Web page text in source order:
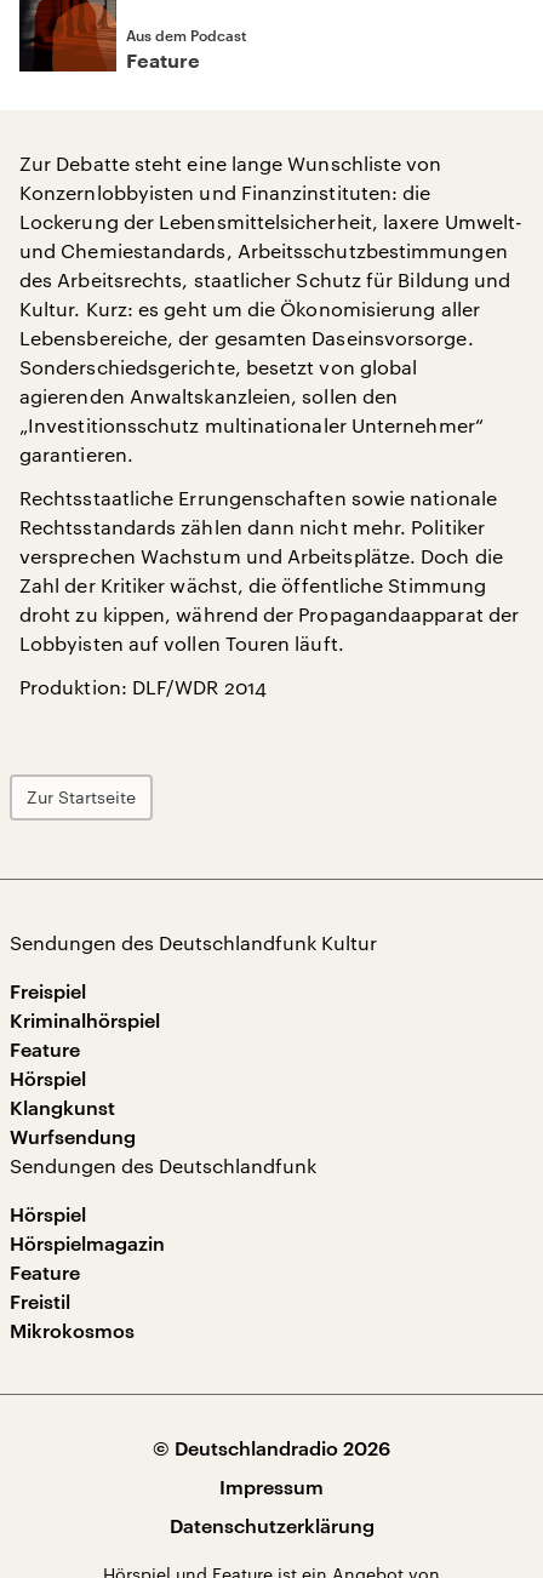
Aus dem Podcast
Feature
Zur Debatte steht eine lange Wunschliste von
Konzernlobbyisten und Finanzinstituten: die
Lockerung der Lebensmittelsicherheit, laxere Umwelt-
und Chemiestandards, Arbeitsschutzbestimmungen
des Arbeitsrechts, staatlicher Schutz für Bildung und
Kultur. Kurz: es geht um die Ökonomisierung aller
Lebensbereiche, der gesamten Daseinsvorsorge.
Sonderschiedsgerichte, besetzt von global
agierenden Anwaltskanzleien, sollen den
„Investitionsschutz multinationaler Unternehmer“
garantieren.
Rechtsstaatliche Errungenschaften sowie nationale
Rechtsstandards zählen dann nicht mehr. Politiker
versprechen Wachstum und Arbeitsplätze. Doch die
Zahl der Kritiker wächst, die öffentliche Stimmung
droht zu kippen, während der Propagandaapparat der
Lobbyisten auf vollen Touren läuft.
Produktion: DLF/WDR 2014
Zur Startseite
Sendungen des Deutschlandfunk Kultur
Freispiel
Kriminalhörspiel
Feature
Hörspiel
Klangkunst
Wurfsendung
Sendungen des Deutschlandfunk
Hörspiel
Hörspielmagazin
Feature
Freistil
Mikrokosmos
© Deutschlandradio 2026
Impressum
Datenschutzerklärung
Hörspiel und Feature ist ein Angebot von